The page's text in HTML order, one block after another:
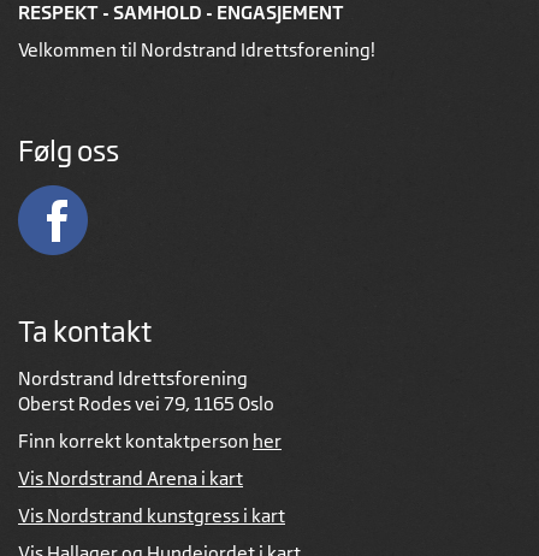
RESPEKT - SAMHOLD - ENGASJEMENT
Velkommen til Nordstrand Idrettsforening!
Følg oss
Ta kontakt
Nordstrand Idrettsforening
Oberst Rodes vei 79, 1165 Oslo
Finn korrekt kontaktperson her
Vis Nordstrand Arena i kart
Vis Nordstrand kunstgress i kart